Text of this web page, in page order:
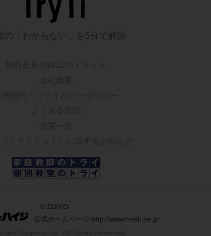
の「わからない」を5分で解決
© ZUIYO
公式ホームページ http://www.heidi.ne.jp